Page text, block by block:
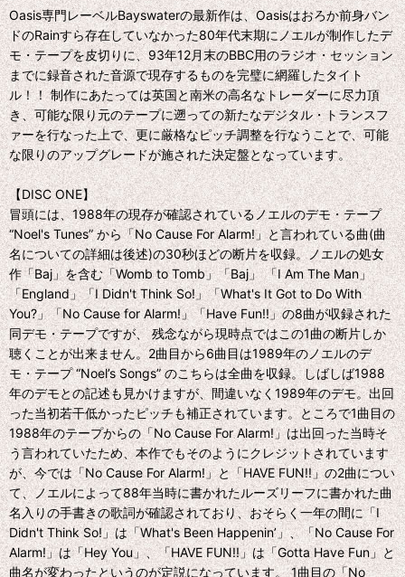
Oasis専門レーベルBayswaterの最新作は、Oasisはおろか前身バン
ドのRainすら存在していなかった80年代末期にノエルが制作したデ
モ・テープを皮切りに、93年12月末のBBC用のラジオ・セッション
までに録音された音源で現存するものを完璧に網羅したタイト
ル！！ 制作にあたっては英国と南米の高名なトレーダーに尽力頂
き、可能な限り元のテープに遡っての新たなデジタル・トランスフ
ァーを行なった上で、更に厳格なピッチ調整を行なうことで、可能
な限りのアップグレードが施された決定盤となっています。
【DISC ONE】
冒頭には、1988年の現存が確認されているノエルのデモ・テープ
“Noel's Tunes” から「No Cause For Alarm!」と言われている曲(曲
名についての詳細は後述)の30秒ほどの断片を収録。ノエルの処女
作「Baj」を含む「Womb to Tomb」「Baj」 「I Am The Man」
「England」「I Didn't Think So!」「What's It Got to Do With
You?」「No Cause for Alarm!」「Have Fun!!」の8曲が収録された
同デモ・テープですが、 残念ながら現時点ではこの1曲の断片しか
聴くことが出来ません。2曲目から6曲目は1989年のノエルのデ
モ・テープ “Noel’s Songs” のこちらは全曲を収録。しばしば1988
年のデモとの記述も見かけますが、間違いなく1989年のデモ。出回
った当初若干低かったピッチも補正されています。ところで1曲目の
1988年のテープからの「No Cause For Alarm!」は出回った当時そ
う言われていたため、本作でもそのようにクレジットされています
が、今では「No Cause For Alarm!」と「HAVE FUN!!」の2曲につい
て、ノエルによって88年当時に書かれたルーズリーフに書かれた曲
名入りの手書きの歌詞が確認されており、おそらく一年の間に「I
Didn't Think So!」は「What's Been Happenin’」、「No Cause For
Alarm!」は「Hey You」、「HAVE FUN!!」は「Gotta Have Fun」と
曲名が変わったというのが定説になっています。 1曲目の「No